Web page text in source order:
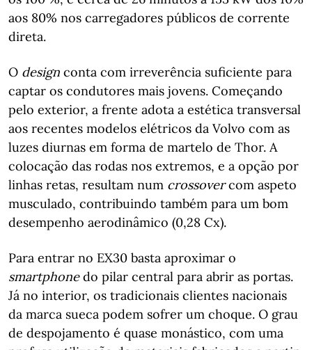
aos 80% nos carregadores públicos de corrente
direta.
O design conta com irreverência suficiente para
captar os condutores mais jovens. Começando
pelo exterior, a frente adota a estética transversal
aos recentes modelos elétricos da Volvo com as
luzes diurnas em forma de martelo de Thor. A
colocação das rodas nos extremos, e a opção por
linhas retas, resultam num crossovercom aspeto
musculado, contribuindo também para um bom
desempenho aerodinâmico (0,28 Cx).
Para entrar no EX30 basta aproximar o
smartphonedo pilar central para abrir as portas.
Já no interior, os tradicionais clientes nacionais
da marca sueca podem sofrer um choque. O grau
de despojamento é quase monástico, com uma